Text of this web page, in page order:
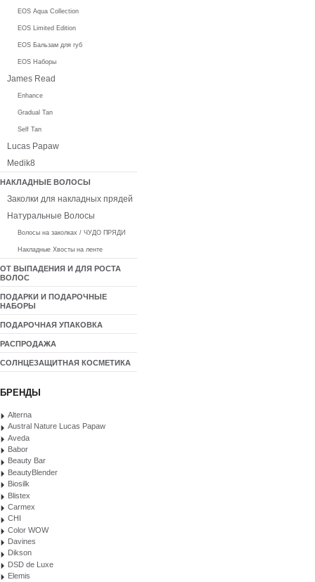
EOS Aqua Collection
EOS Limited Edition
EOS Бальзам для губ
EOS Наборы
James Read
Enhance
Gradual Tan
Self Tan
Lucas Papaw
Medik8
НАКЛАДНЫЕ ВОЛОСЫ
Заколки для накладных прядей
Натуральные Волосы
Волосы на заколках / ЧУДО ПРЯДИ
Накладные Хвосты на ленте
ОТ ВЫПАДЕНИЯ И ДЛЯ РОСТА
ВОЛОС
ПОДАРКИ И ПОДАРОЧНЫЕ
НАБОРЫ
ПОДАРОЧНАЯ УПАКОВКА
РАСПРОДАЖА
СОЛНЦЕЗАЩИТНАЯ КОСМЕТИКА
БРЕНДЫ
Alterna
Austral Nature Lucas Papaw
Aveda
Babor
Beauty Bar
BeautyBlender
Biosilk
Blistex
Carmex
CHI
Color WOW
Davines
Dikson
DSD de Luxe
Elemis